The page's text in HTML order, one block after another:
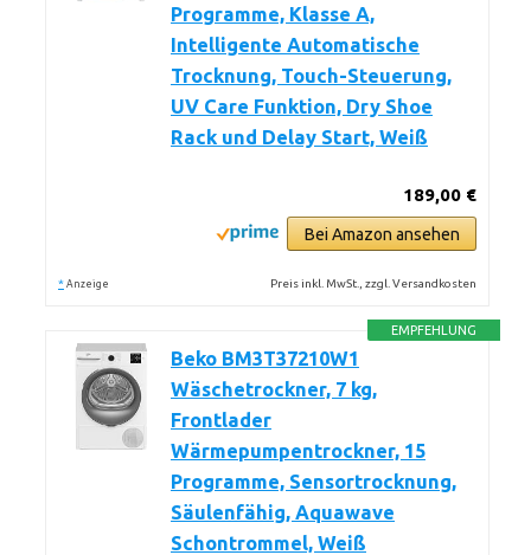
Programme, Klasse A,
Intelligente Automatische
Trocknung, Touch-Steuerung,
UV Care Funktion, Dry Shoe
Rack und Delay Start, Weiß
189,00 €
Bei Amazon ansehen
* Anzeige Preis inkl. MwSt., zzgl. Versandkosten
EMPFEHLUNG
Beko BM3T37210W1
Wäschetrockner, 7 kg,
Frontlader
Wärmepumpentrockner, 15
Programme, Sensortrocknung,
Säulenfähig, Aquawave
Schontrommel, Weiß